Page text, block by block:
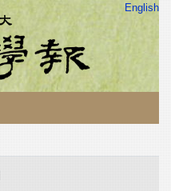
English